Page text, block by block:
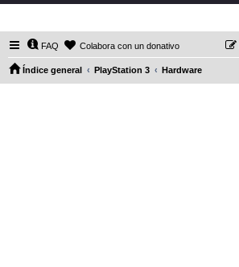
FAQ Colabora con un donativo
Índice general PlayStation 3 Hardware